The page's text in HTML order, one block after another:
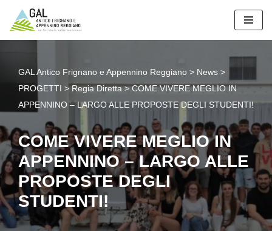
Vai
GAL Antico Frignano e Appennino Reggiano > News >
PROGETTI >Regia Diretta>COME VIVERE MEGLIO IN
APPENNINO – LARGO ALLE PROPOSTE DEGLI STUDENTI!
COME VIVERE MEGLIO IN
APPENNINO – LARGO ALLE
PROPOSTE DEGLI
STUDENTI!